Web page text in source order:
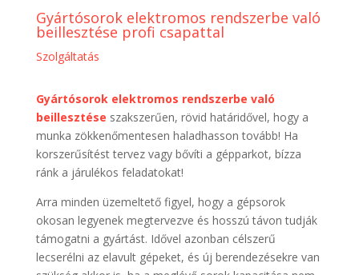
Gyártósorok elektromos rendszerbe való
beillesztése profi csapattal
Szolgáltatás
Gyártósorok elektromos rendszerbe való
beillesztése szakszerűen, rövid határidővel, hogy a
munka zökkenőmentesen haladhasson tovább! Ha
korszerűsítést tervez vagy bővíti a gépparkot, bízza
ránk a járulékos feladatokat!
Arra minden üzemeltető figyel, hogy a gépsorok
okosan legyenek megtervezve és hosszú távon tudják
támogatni a gyártást. Idővel azonban célszerű
lecserélni az elavult gépeket, és új berendezésekre van